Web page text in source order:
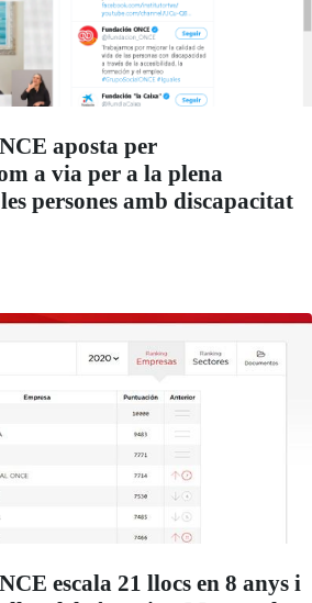
aposta per
a via per a la plena
persones amb discapacitat
escala 21 llocs en 8 anys i